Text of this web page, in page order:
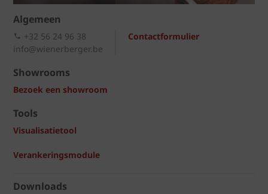
Algemeen
Contactformulier
+32 56 24 96 38
info@wienerberger.be
Showrooms
Bezoek een showroom
Tools
Visualisatietool
Verankeringsmodule
Downloads